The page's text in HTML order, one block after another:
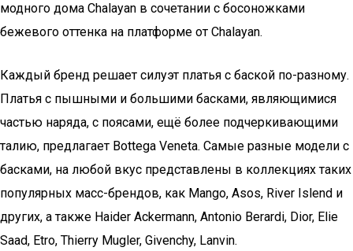
модного дома Chalayan в сочетании с босоножками
бежевого оттенка на платформе от Chalayan.
Каждый бренд решает силуэт платья с баской по-разному.
Платья с пышными и большими басками, являющимися
частью наряда, с поясами, ещё более подчеркивающими
талию, предлагает Bottega Veneta. Самые разные модели с
басками, на любой вкус представлены в коллекциях таких
популярных масс-брендов, как Mango, Asos, River Islend и
других, а также Haider Ackermann, Antonio Berardi, Dior, Elie
Saad, Etro, Thierry Mugler, Givenchy, Lanvin.